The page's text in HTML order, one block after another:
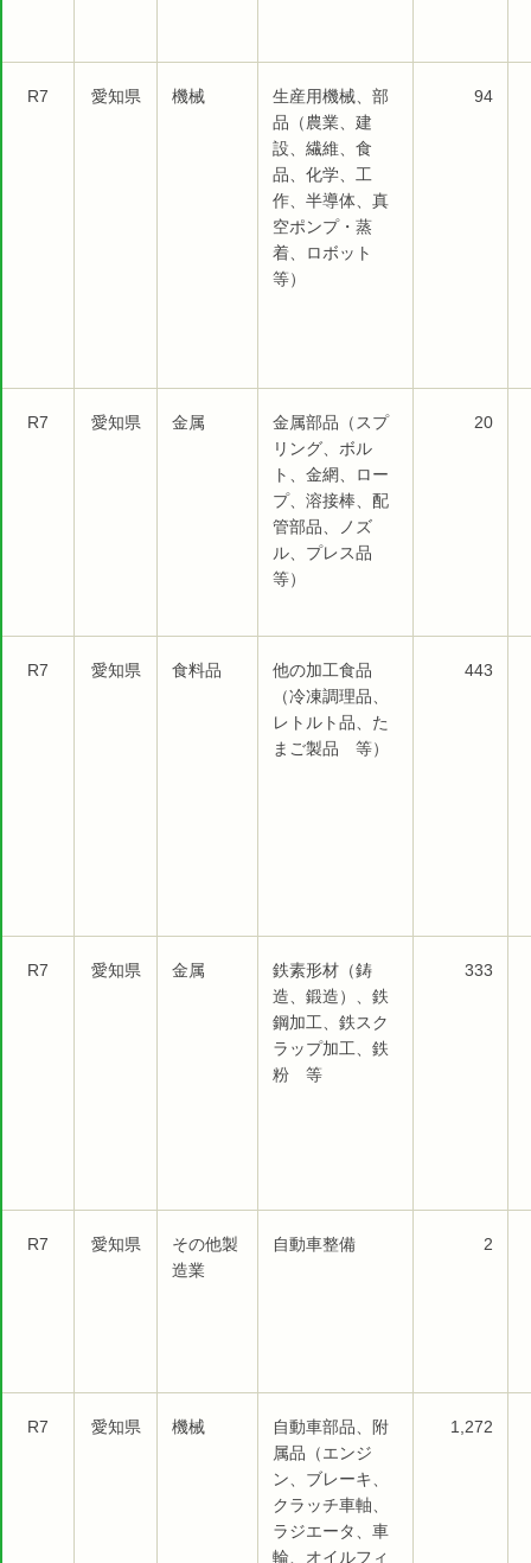
R7 愛知県 機械
生産用機械、部
品（農業、建
設、繊維、食
品、化学、工
作、半導体、真
空ポンプ・蒸
着、ロボット
等）
94
R7 愛知県 金属
金属部品（スプ
リング、ボル
ト、金網、ロー
プ、溶接棒、配
管部品、ノズ
ル、プレス品
等）
20
R7 愛知県 食料品
他の加工食品
（冷凍調理品、
レトルト品、た
まご製品 等）
443
R7 愛知県 金属
鉄素形材（鋳
造、鍛造）、鉄
鋼加工、鉄スク
ラップ加工、鉄
粉 等
333
R7 愛知県
その他製
造業
自動車整備 2
R7 愛知県 機械
自動車部品、附
属品（エンジ
ン、ブレーキ、
クラッチ車軸、
ラジエータ、車
輪、オイルフィ
1,272